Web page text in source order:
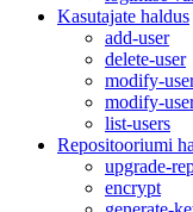
Kasutajate haldus
add-user
delete-user
modify-
modify-
list-users
Repositooriumi
upgrade-
encrypt